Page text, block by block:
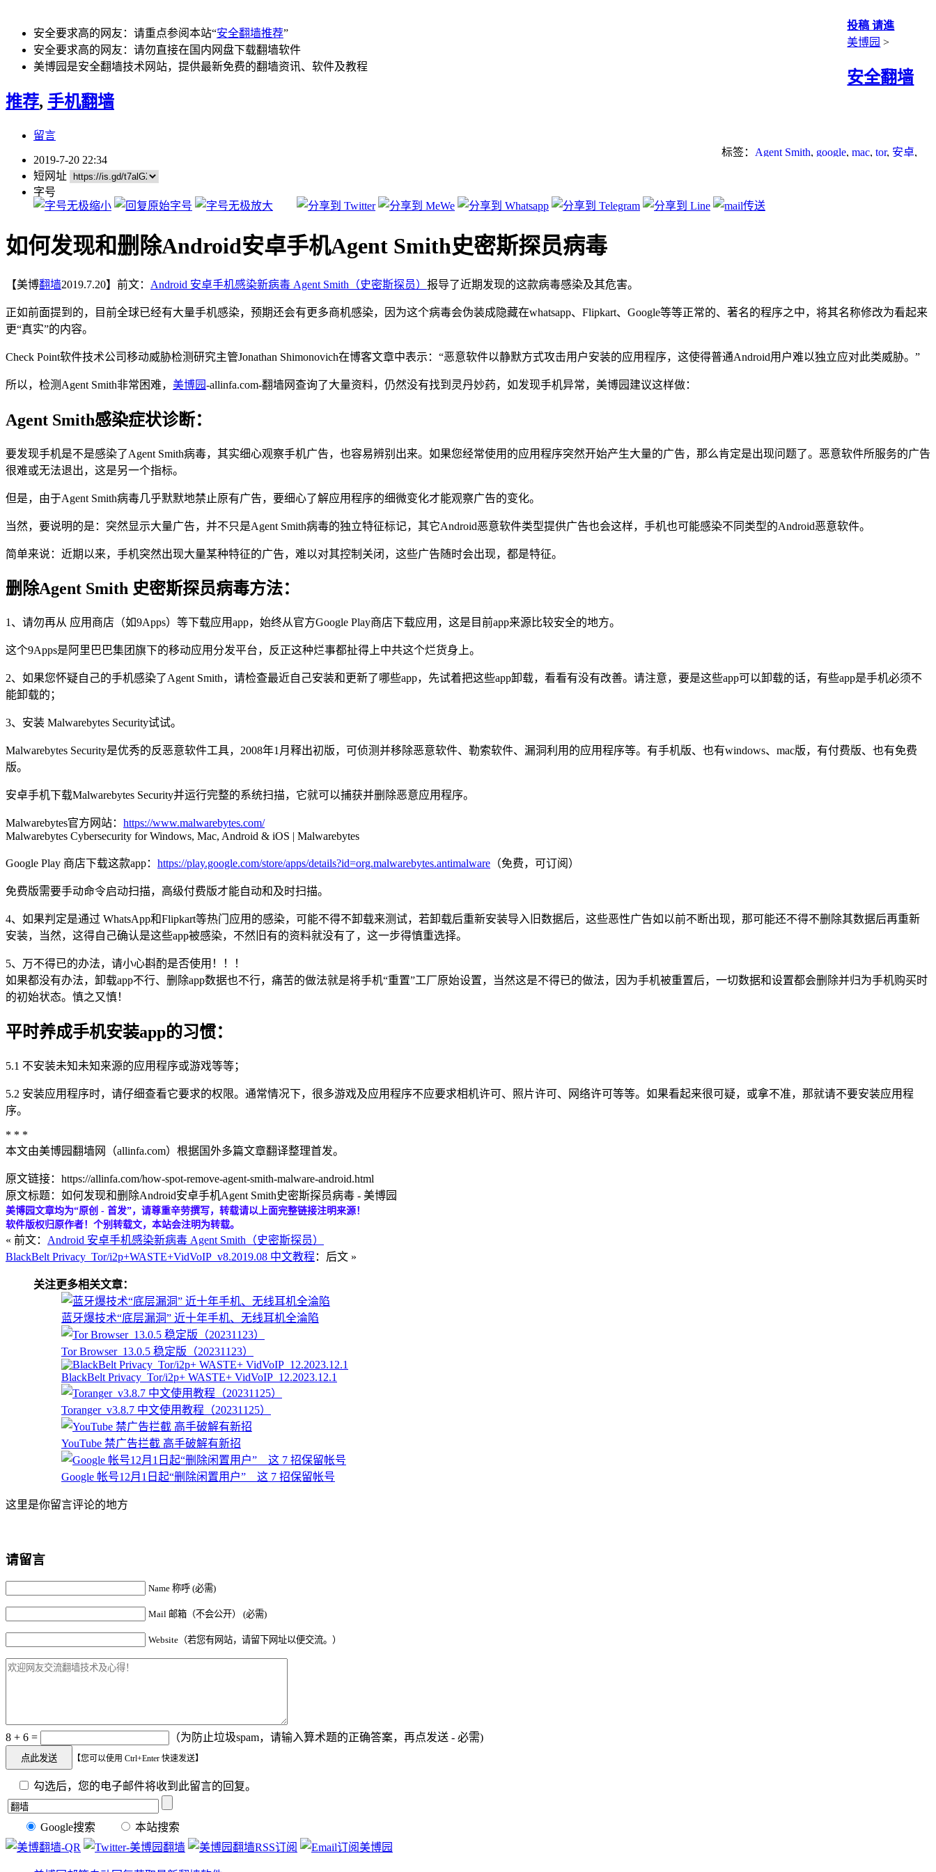
安全要求高的网友：请重点参阅本站“安全翻墙推荐”
安全要求高的网友：请勿直接在国内网盘下载翻墙软件
美博园是安全翻墙技术网站，提供最新免费的翻墙资讯、软件及教程
投稿 请進
美博园 >
安全翻墙
推荐, 手机翻墙
留言
标签： Agent Smith, google, mac, tor, 安卓,
2019-7-20 22:34
短网址
字号
如何发现和删除Android安卓手机Agent Smith史密斯探员病毒
【美博翻墙2019.7.20】前文： Android 安卓手机感染新病毒 Agent Smith（史密斯探员） 报导了近期发现的这款病毒感染及其危害。
正如前面提到的，目前全球已经有大量手机感染，预期还会有更多商机感染，因为这个病毒会伪装成隐藏在whatsapp、Flipkart、Google等等正常的、著名的程序之中，将其名称修改为看起来
更“真实”的内容。
Check Point软件技术公司移动威胁检测研究主管Jonathan Shimonovich在博客文章中表示：“恶意软件以静默方式攻击用户安装的应用程序，这使得普通Android用户难以独立应对此类威胁。”
所以，检测Agent Smith非常困难， 美博园-allinfa.com-翻墙网查询了大量资料，仍然没有找到灵丹妙药，如发现手机异常，美博园建议这样做：
Agent Smith感染症状诊断：
要发现手机是不是感染了Agent Smith病毒，其实细心观察手机广告，也容易辨别出来。如果您经常使用的应用程序突然开始产生大量的广告，那么肯定是出现问题了。恶意软件所服务的广告
很难或无法退出，这是另一个指标。
但是，由于Agent Smith病毒几乎默默地禁止原有广告，要细心了解应用程序的细微变化才能观察广告的变化。
当然，要说明的是：突然显示大量广告，并不只是Agent Smith病毒的独立特征标记，其它Android恶意软件类型提供广告也会这样，手机也可能感染不同类型的Android恶意软件。
简单来说：近期以来，手机突然出现大量某种特征的广告，难以对其控制关闭，这些广告随时会出现，都是特征。
删除Agent Smith 史密斯探员病毒方法：
1、请勿再从 应用商店（如9Apps）等下载应用app，始终从官方Google Play商店下载应用，这是目前app来源比较安全的地方。
这个9Apps是阿里巴巴集团旗下的移动应用分发平台，反正这种烂事都扯得上中共这个烂货身上。
2、如果您怀疑自己的手机感染了Agent Smith，请检查最近自己安装和更新了哪些app，先试着把这些app卸载，看看有没有改善。请注意，要是这些app可以卸载的话，有些app是手机必须不
能卸载的；
3、安装 Malwarebytes Security试试。
Malwarebytes Security是优秀的反恶意软件工具，2008年1月释出初版，可侦测并移除恶意软件、勒索软件、漏洞利用的应用程序等。有手机版、也有windows、mac版，有付费版、也有免费
版。
安卓手机下载Malwarebytes Security并运行完整的系统扫描，它就可以捕获并删除恶意应用程序。
Malwarebytes官方网站： https://www.malwarebytes.com/
Malwarebytes Cybersecurity for Windows, Mac, Android & iOS | Malwarebytes
Google Play 商店下载这款app： https://play.google.com/store/apps/details?id=org.malwarebytes.antimalware （免费，可订阅）
免费版需要手动命令启动扫描，高级付费版才能自动和及时扫描。
4、如果判定是通过 WhatsApp和Flipkart等热门应用的感染，可能不得不卸载来测试，若卸载后重新安装导入旧数据后，这些恶性广告如以前不断出现，那可能还不得不删除其数据后再重新
安装，当然，这得自己确认是这些app被感染，不然旧有的资料就没有了，这一步得慎重选择。
5、万不得已的办法，请小心斟酌是否使用！！！
如果都没有办法，卸载app不行、删除app数据也不行，痛苦的做法就是将手机“重置”工厂原始设置，当然这是不得已的做法，因为手机被重置后，一切数据和设置都会删除并归为手机购买时
的初始状态。慎之又慎！
平时养成手机安装app的习惯：
5.1 不安装未知未知来源的应用程序或游戏等等；
5.2 安装应用程序时，请仔细查看它要求的权限。通常情况下，很多游戏及应用程序不应要求相机许可、照片许可、网络许可等等。如果看起来很可疑，或拿不准，那就请不要安装应用程
序。
* * *
本文由美博园翻墙网（allinfa.com）根据国外多篇文章翻译整理首发。
原文链接：https://allinfa.com/how-spot-remove-agent-smith-malware-android.html
原文标题：如何发现和删除Android安卓手机Agent Smith史密斯探员病毒 - 美博园
美博园文章均为“原创 - 首发”，请尊重辛劳撰写，转载请以上面完整链接注明来源！
软件版权归原作者！个别转载文，本站会注明为转载。
« 前文： Android 安卓手机感染新病毒 Agent Smith（史密斯探员）
BlackBelt Privacy_Tor/i2p+WASTE+VidVoIP_v8.2019.08 中文教程 ：后文 »
关注更多相关文章：
蓝牙爆技术“底层漏洞” 近十年手机、无线耳机全淪陷
Tor Browser_13.0.5 稳定版（20231123）
BlackBelt Privacy_Tor/i2p+ WASTE+ VidVoIP_12.2023.12.1
Toranger_v3.8.7 中文使用教程（20231125）
YouTube 禁广告拦截 高手破解有新招
Google 帐号12月1日起“删除闲置用户” 这 7 招保留帐号
这里是你留言评论的地方
请留言
Name 称呼 (必需)
Mail 邮箱（不会公开） (必需)
Website（若您有网站，请留下网址以便交流。）
8 + 6 = （为防止垃圾spam，请输入算术题的正确答案，再点发送 - 必需)
【您可以使用 Ctrl+Enter 快速发送】
勾选后，您的电子邮件将收到此留言的回复。
Google搜索 本站搜索